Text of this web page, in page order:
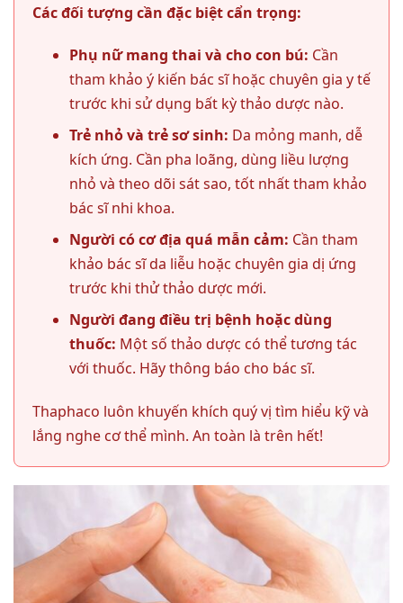
Các đối tượng cần đặc biệt cẩn trọng:
Phụ nữ mang thai và cho con bú: Cần
tham khảo ý kiến bác sĩ hoặc chuyên gia y tế
trước khi sử dụng bất kỳ thảo dược nào.
Trẻ nhỏ và trẻ sơ sinh: Da mỏng manh, dễ
kích ứng. Cần pha loãng, dùng liều lượng
nhỏ và theo dõi sát sao, tốt nhất tham khảo
bác sĩ nhi khoa.
Người có cơ địa quá mẫn cảm: Cần tham
khảo bác sĩ da liễu hoặc chuyên gia dị ứng
trước khi thử thảo dược mới.
Người đang điều trị bệnh hoặc dùng
thuốc: Một số thảo dược có thể tương tác
với thuốc. Hãy thông báo cho bác sĩ.
Thaphaco luôn khuyến khích quý vị tìm hiểu kỹ và
lắng nghe cơ thể mình. An toàn là trên hết!